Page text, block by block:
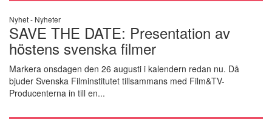
Nyhet - Nyheter
SAVE THE DATE: Presentation av
höstens svenska filmer
Markera onsdagen den 26 augusti i kalendern redan nu. Då
bjuder Svenska Filminstitutet tillsammans med Film&TV-
Producenterna in till en...